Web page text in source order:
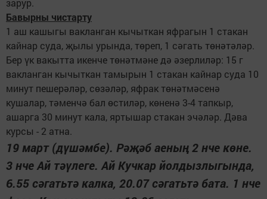
зарур.
Бавырны чистарту
1 аш кашыгы вакланган кычыткан яфрагын 1 стакан
кайнар суда, җылы урында, төреп, 1 сәгать төнәтәләр.
Бер үк вакытта икенче төнәтмәне дә әзерлиләр: 15 г
вакланган кычыткан тамырын 1 стакан кайнар суда 10
минут пешерәләр, сөзәләр, яфрак төнәтмәсенә
кушалар, тәменчә бал өстиләр, көненә 3-4 тапкыр,
ашарга 30 минут кала, яртышар стакан эчәләр. Дәва
курсы - 2 атна.
19 март (дүшәмбе). Рәҗәб аеның 2 нче көне.
3 нче Ай тәүлеге. Ай Кучкар йолдызлыгында,
6.55 сәгатьтә калка, 20.07 сәгатьтә бата. 1 нче